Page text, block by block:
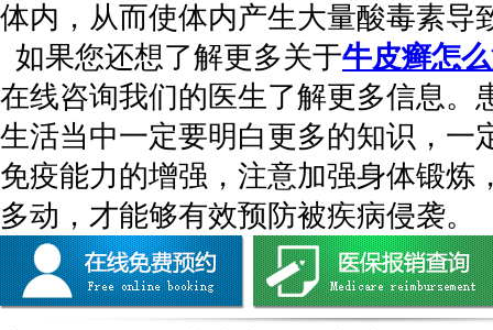
体内，从而使体内产生大量酸毒素导
如果您还想了解更多关于牛皮癣怎
在线咨询我们的医生了解更多信息。
生活当中一定要明白更多的知识，一
免疫能力的增强，注意加强身体锻炼
多动，才能够有效预防被疾病侵袭。